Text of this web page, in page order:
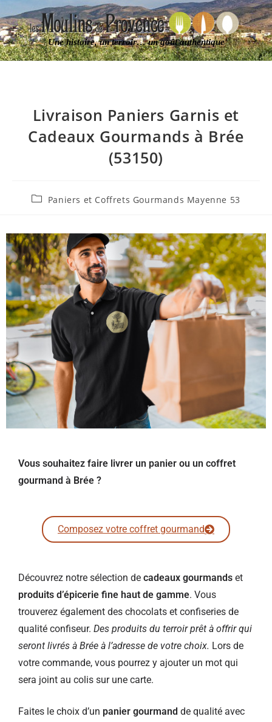
Une histoire, un terroir… un goût authentique
Livraison Paniers Garnis et
Cadeaux Gourmands à Brée
(53150)
Paniers et Coffrets Gourmands Mayenne 53
Vous souhaitez faire livrer un panier ou un coffret
gourmand à Brée ?
Composez votre coffret gourmand
Découvrez notre sélection de cadeaux gourmands et
produits d’épicerie fine haut de gamme. Vous
trouverez également des chocolats et confiseries de
qualité confiseur. Des produits du terroir prêt à offrir qui
seront livrés à Brée à l’adresse de votre choix. Lors de
votre commande, vous pourrez y ajouter un mot qui
sera joint au colis sur une carte.
Faites le choix d’un panier gourmand de qualité avec